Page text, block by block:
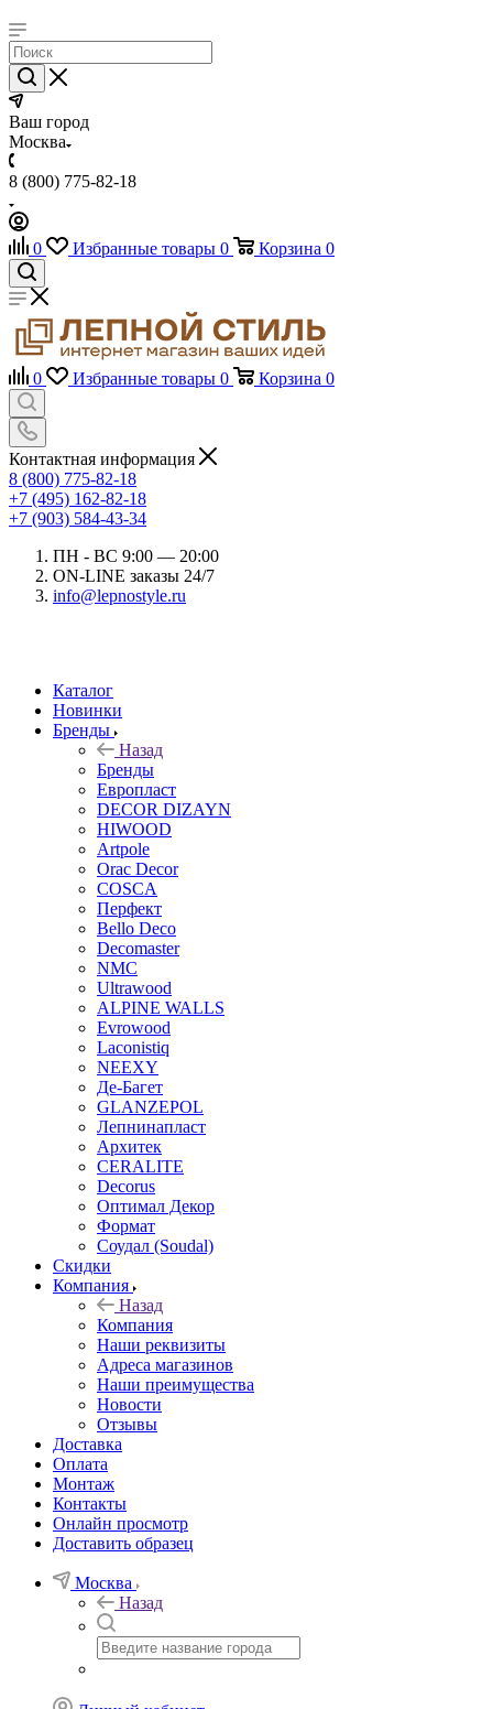
Ваш город
Москва
8 (800) 775-82-18
0 Избранные товары 0 Корзина 0
0 Избранные товары 0 Корзина 0
Контактная информация
8 (800) 775-82-18
+7 (495) 162-82-18
+7 (903) 584-43-34
ПН - ВС 9:00 — 20:00
ON-LINE заказы 24/7
info@lepnostyle.ru
Каталог
Новинки
Бренды
Назад
Бренды
Европласт
DECOR DIZAYN
HIWOOD
Artpole
Orac Decor
COSCA
Перфект
Bello Deco
Decomaster
NMС
Ultrawood
ALPINE WALLS
Evrowood
Laconistiq
NEEXY
Де-Багет
GLANZEPOL
Лепнинапласт
Архитек
CERALITE
Decorus
Оптимал Декор
Формат
Соудал (Soudal)
Скидки
Компания
Назад
Компания
Наши реквизиты
Адреса магазинов
Наши преимущества
Новости
Отзывы
Доставка
Оплата
Монтаж
Контакты
Онлайн просмотр
Доставить образец
Москва
Назад